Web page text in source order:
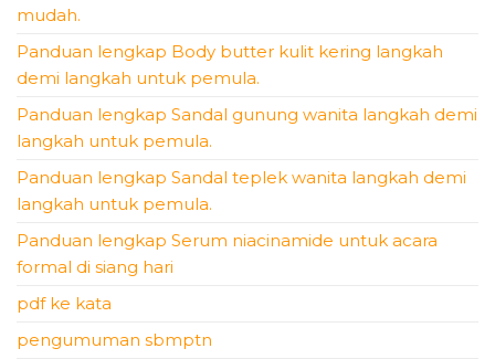
mudah.
Panduan lengkap Body butter kulit kering langkah
demi langkah untuk pemula.
Panduan lengkap Sandal gunung wanita langkah demi
langkah untuk pemula.
Panduan lengkap Sandal teplek wanita langkah demi
langkah untuk pemula.
Panduan lengkap Serum niacinamide untuk acara
formal di siang hari
pdf ke kata
pengumuman sbmptn